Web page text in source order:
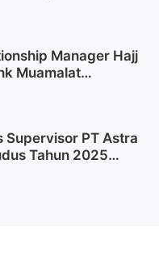
Manager Hajj
Muamalat
Supervisor PT Astra
Tahun 2025